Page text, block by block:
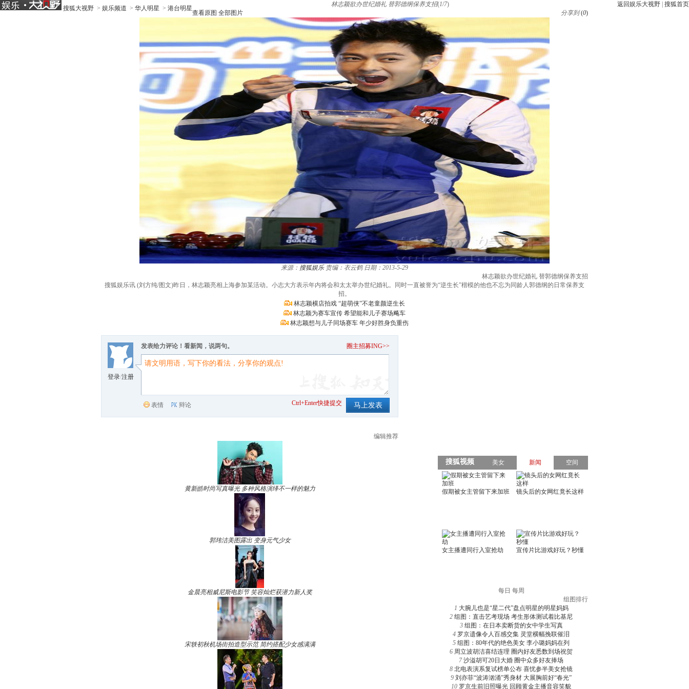
搜狐大视野 > 娱乐频道 > 华人明星 > 港台明星
返回娱乐大视野 搜狐首页
林志颖欲办世纪婚礼 替郭德纲保养支招(1/7)
查看原图 全部图片 分享到 (0)
来源： 搜狐娱乐 责编：衣云鹤 日期：2013-5-29
林志颖欲办世纪婚礼 替郭德纲保养支招
搜狐娱乐讯 (刘方纯/图文)昨日，林志颖亮相上海参加某活动。小志大方表示年内将会和太太举办世纪婚礼。同时一直被誉为“逆生长”楷模的他也不忘为同龄人郭德纲的日常保养支
招。
林志颖横店拍戏 “超萌侠”不老童颜逆生长
林志颖为赛车宣传 希望能和儿子赛场飚车
林志颖想与儿子同场赛车 年少好胜身负重伤
登录/注册
发表给力评论！看新闻，说两句。 圈主招募ING>>
表情 辩论 Ctrl+Enter快捷提交
编辑推荐
黄新皓时尚写真曝光 多种风格演绎不一样的魅力
郭玮洁美图露出 变身元气少女
金晨亮相威尼斯电影节 笑容灿烂获潜力新人奖
宋轶初秋机场街拍造型示范 简约搭配少女感满满
每日 每周
组图排行
1 大腕儿也是“星二代”盘点明星的明星妈妈
2 组图：直击艺考现场 考生形体测试着比基尼
3 组图：在日本卖断货的女中学生写真
4 罗京遗像令人百感交集 灵堂横幅挽联催泪
5 组图：80年代的绝色美女 李小璐妈妈在列
6 周立波胡洁喜结连理 圈内好友悉数到场祝贺
7 沙溢胡可20日大婚 圈中众多好友捧场
8 北电表演系复试榜单公布 喜忧参半美女抢镜
9 刘亦菲“波涛汹涌”秀身材 大展胸前好“春光”
10 罗京生前旧照曝光 回顾黄金主播音容笑貌